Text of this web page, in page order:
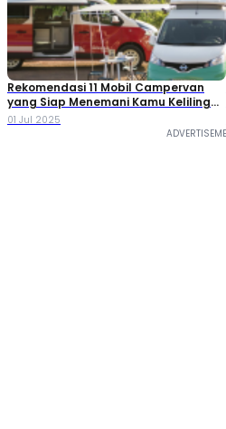
Rekomendasi 11 Mobil Campervan
yang Siap Menemani Kamu Keliling
Indonesia!
01 Jul 2025